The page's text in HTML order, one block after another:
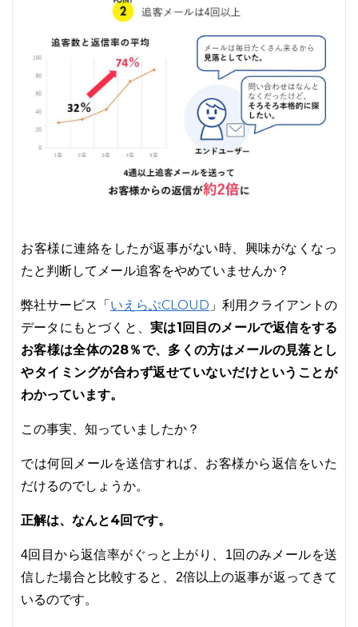
お客様に連絡をしたが返事がない時、興味がなくなっ
たと判断してメール追客をやめていませんか？
弊社サービス「 いえらぶCLOUD 」利用クライアントの
データにもとづくと、実は1回目のメールで返信をする
お客様は全体の28％で、多くの方はメールの見落とし
やタイミングが合わず返せていないだけということが
わかっています。
この事実、知っていましたか？
では何回メールを送信すれば、お客様から返信をいた
だけるのでしょうか。
正解は、なんと4回です。
4回目から返信率がぐっと上がり、1回のみメールを送
信した場合と比較すると、2倍以上の返事が返ってきて
いるのです。